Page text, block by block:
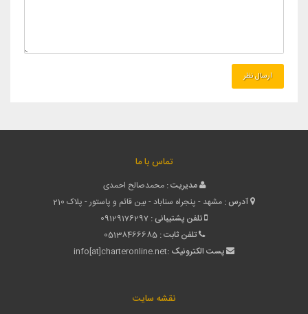
تماس با ما
مدیریت : محمدصالح احمدی
آدرس : مشهد - پنجراه سناباد - بین قائم و پاستور - پلاک 210
تلفن پشتیبانی : 09129176297
تلفن ثابت : 05138466685
پست الکترونیک :info[at]charteronline.net
نقشه سایت